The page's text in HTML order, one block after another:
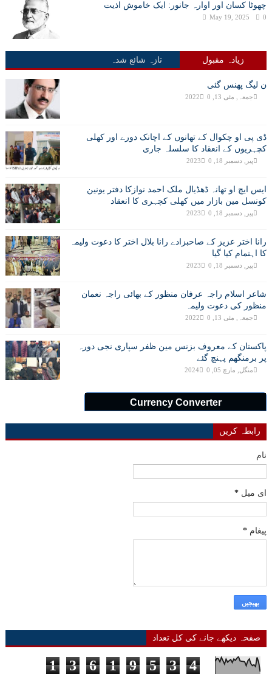
چھوٹا کسان اور اوارہ جانور: ایک خاموش اذیت
May 19, 2025 0
زیادہ مقبول تازہ شائع شدہ
ن لیگ پھنس گئی
جمعہ, مئی 13, 2022 0
ڈی پی او چکوال کے تھانوں کے اچانک دورے اور کھلی
کچہریوں کے انعقاد کا سلسلہ جاری
پیر, دسمبر 18, 2023 0
ایس ایچ او تھانہ ڈھڈیال ملک احمد نوازکا دفتر یونین
کونسل مین بازار میں کھلی کچہری کا انعقاد
پیر, دسمبر 18, 2023 0
رانا اختر عزیز کے صاحبزادے رانا بلال اختر کا دعوت ولیمہ
کا اہتمام کیا گیا
پیر, دسمبر 18, 2023 0
شاعر اسلام راجہ عرفان منظور کے بھائی راجہ نعمان
منظور کی دعوت ولیمہ
جمعہ, مئی 13, 2022 0
پاکستان کے معروف بزنس مین ظفر سپاری نجی دورہ
پر برمنگھم پہنچ گئے
منگل, مارچ 05, 2024 0
Currency Converter
رابطہ کریں
نام
ای میل *
پیغام *
صفحہ دیکھے جانے کی کل تعداد
1 3 6 1 9 5 3 4